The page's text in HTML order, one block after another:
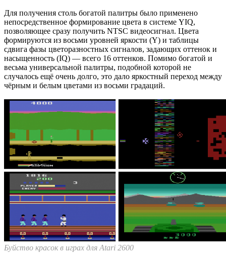
Для получения столь богатой палитры было применено
непосредственное формирование цвета в системе YIQ,
позволяющее сразу получить NTSC видеосигнал. Цвета
формируются из восьми уровней яркости (Y) и таблицы
сдвига фазы цветоразностных сигналов, задающих оттенок и
насыщенность (IQ) — всего 16 оттенков. Помимо богатой и
весьма универсальной палитры, подобной которой не
случалось ещё очень долго, это дало яркостный переход между
чёрным и белым цветами из восьми градаций.
Буйство красок в играх для Atari 2600